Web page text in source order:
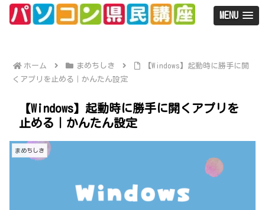
MENU
ホーム まめちしき
【Windows】起動時に勝手に開
くアプリを止める｜かんたん設定
【Windows】起動時に勝手に開くアプリを
止める｜かんたん設定
まめちしき